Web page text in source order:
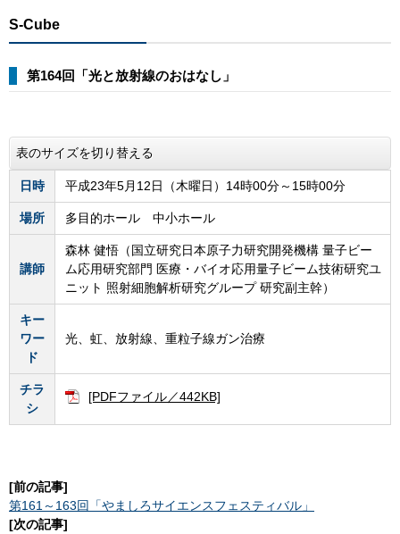
S-Cube
第164回「光と放射線のおはなし」
表のサイズを切り替える
日時 平成23年5月12日（木曜日）14時00分～15時00分
場所 多目的ホール 中小ホール
講師
森林 健悟（国立研究日本原子力研究開発機構 量子ビー
ム応用研究部門 医療・バイオ応用量子ビーム技術研究ユ
ニット 照射細胞解析研究グループ 研究副主幹）
キー
ワー
ド
光、虹、放射線、重粒子線ガン治療
チラ
シ
[PDFファイル／442KB]
[前の記事]
第161～163回「やましろサイエンスフェスティバル」
[次の記事]